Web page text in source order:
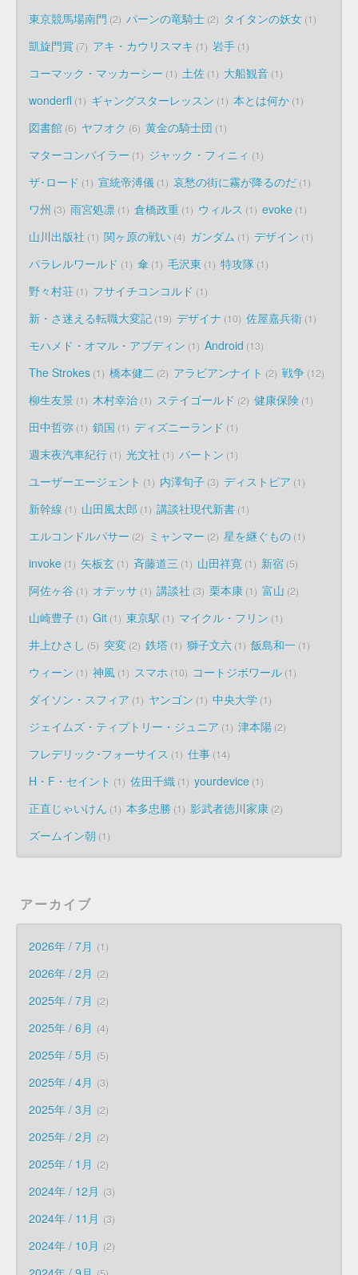
東京競馬場南門 2 パーンの竜騎士 2 タイタンの妖女 1
凱旋門賞 7 アキ・カウリスマキ 1 岩手 1
コーマック・マッカーシー 1 土佐 1 大船観音 1
wonderfl 1 ギャングスターレッスン 1 本とは何か 1
図書館 6 ヤフオク 6 黄金の騎士団 1
マターコンパイラー 1 ジャック・フィニィ 1
ザ･ロード 1 宣統帝溥儀 1 哀愁の街に霧が降るのだ 1
ワ州 3 雨宮処凛 1 倉橋政重 1 ウィルス 1 evoke 1
山川出版社 1 関ヶ原の戦い 4 ガンダム 1 デザイン 1
パラレルワールド 1 傘 1 毛沢東 1 特攻隊 1
野々村荘 1 フサイチコンコルド 1
新・さ迷える転職大変記 19 デザイナ 10 佐屋嘉兵衛 1
モハメド・オマル・アブディン 1 Android 13
The Strokes 1 橋本健二 2 アラビアンナイト 2 戦争 12
柳生友景 1 木村幸治 1 ステイゴールド 2 健康保険 1
田中哲弥 1 鎖国 1 ディズニーランド 1
週末夜汽車紀行 1 光文社 1 バートン 1
ユーザーエージェント 1 内澤旬子 3 ディストピア 1
新幹線 1 山田風太郎 1 講談社現代新書 1
エルコンドルパサー 2 ミャンマー 2 星を継ぐもの 1
invoke 1 矢板玄 1 斉藤道三 1 山田祥寛 1 新宿 5
阿佐ヶ谷 1 オデッサ 1 講談社 3 栗本康 1 富山 2
山崎豊子 1 Git 1 東京駅 1 マイクル・フリン 1
井上ひさし 5 突変 2 鉄塔 1 獅子文六 1 飯島和一 1
ウィーン 1 神風 1 スマホ 10 コートジボワール 1
ダイソン・スフィア 1 ヤンゴン 1 中央大学 1
ジェイムズ・ティプトリー・ジュニア 1 津本陽 2
フレデリック･フォーサイス 1 仕事 14
H・F・セイント 1 佐田千織 1 yourdevice 1
正直じゃいけん 1 本多忠勝 1 影武者徳川家康 2
ズームイン朝 1
アーカイブ
2026年 / 7月 1
2026年 / 2月 2
2025年 / 7月 2
2025年 / 6月 4
2025年 / 5月 5
2025年 / 4月 3
2025年 / 3月 2
2025年 / 2月 2
2025年 / 1月 2
2024年 / 12月 3
2024年 / 11月 3
2024年 / 10月 2